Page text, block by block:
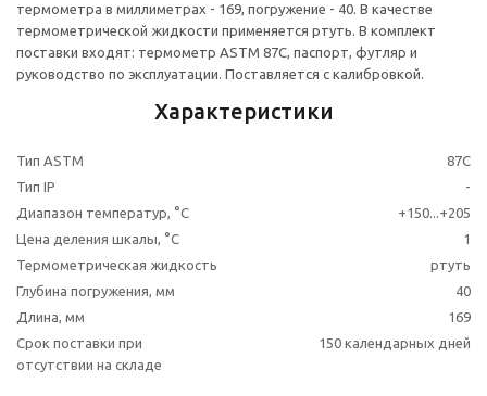
термометра в миллиметрах - 169, погружение - 40. В качестве
термометрической жидкости применяется ртуть. В комплект
поставки входят: термометр ASTM 87C, паспорт, футляр и
руководство по эксплуатации. Поставляется с калибровкой.
Характеристики
Тип ASTM
87C
Тип IP
-
Диапазон температур, °С
+150...+205
Цена деления шкалы, °С
1
Термометрическая жидкость
ртуть
Глубина погружения, мм
40
Длина, мм
169
Срок поставки при
отсутствии на складе
150 календарных дней